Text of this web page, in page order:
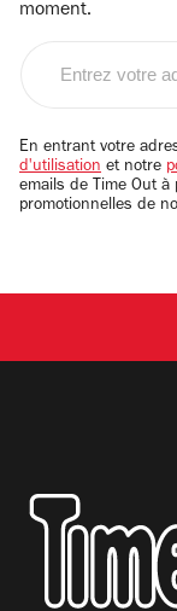
moment.
email
En entrant votre
d'utilisation et notre
emails de Time Out
promotionnelles de